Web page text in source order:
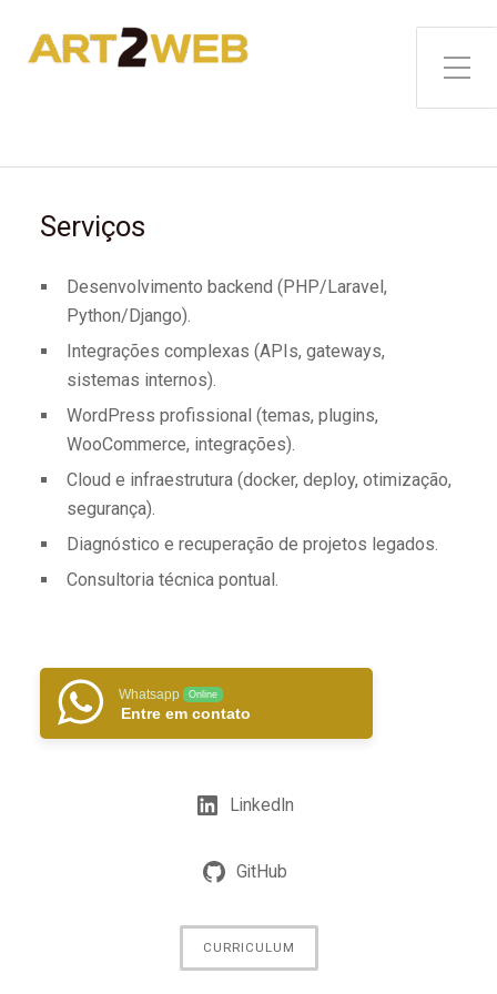
Toggle Side Menu
Serviços
Desenvolvimento backend (PHP/Laravel,
Python/Django).
Integrações complexas (APIs, gateways,
sistemas internos).
WordPress profissional (temas, plugins,
WooCommerce, integrações).
Cloud e infraestrutura (docker, deploy, otimização,
segurança).
Diagnóstico e recuperação de projetos legados.
Consultoria técnica pontual.
Whatsapp Online
Entre em contato
LinkedIn
GitHub
CURRICULUM